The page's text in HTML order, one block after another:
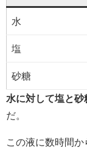
水
塩
砂糖
水に対して塩と砂
だ。
この液に数時間か